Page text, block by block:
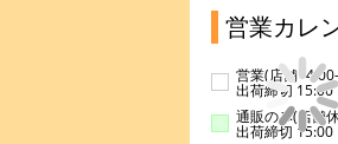
営業カレ
営業(店舗
出荷締切 15:00
通販のみ(店舗
出荷締切 15:00